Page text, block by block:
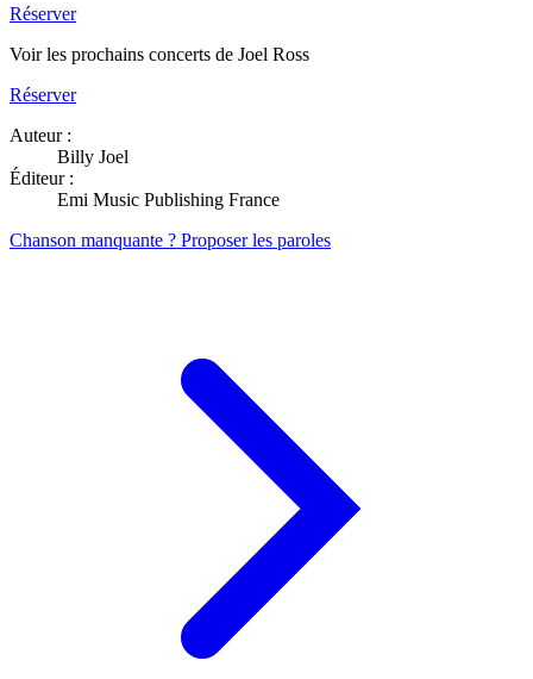
Réserver
Voir les prochains concerts de Joel Ross
Réserver
Auteur :
Billy Joel
Éditeur :
Emi Music Publishing France
Chanson manquante ? Proposer les paroles